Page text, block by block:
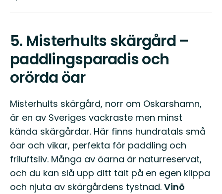
5. Misterhults skärgård –
paddlingsparadis och
orörda öar
Misterhults skärgård, norr om Oskarshamn,
är en av Sveriges vackraste men minst
kända skärgårdar. Här finns hundratals små
öar och vikar, perfekta för paddling och
friluftsliv. Många av öarna är naturreservat,
och du kan slå upp ditt tält på en egen klippa
och njuta av skärgårdens tystnad. Vinö